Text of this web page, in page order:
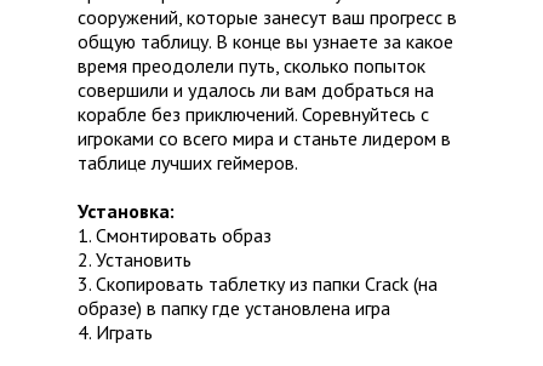
сооружений, которые занесут ваш прогресс в
общую таблицу. В конце вы узнаете за какое
время преодолели путь, сколько попыток
совершили и удалось ли вам добраться на
корабле без приключений. Соревнуйтесь с
игроками со всего мира и станьте лидером в
таблице лучших геймеров.
Установка:
1. Смонтировать образ
2. Установить
3. Скопировать таблетку из папки Crack (на
образе) в папку где установлена игра
4. Играть